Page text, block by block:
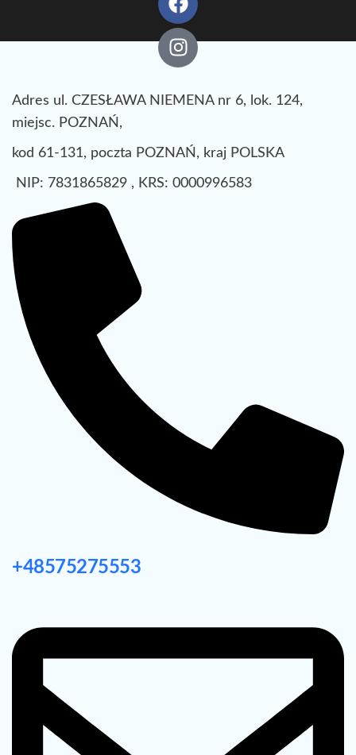
Adres ul. CZESŁAWA NIEMENA nr 6, lok. 124,
miejsc. POZNAŃ,
kod 61-131, poczta POZNAŃ, kraj POLSKA
NIP: 7831865829 , KRS: 0000996583
+48575275553